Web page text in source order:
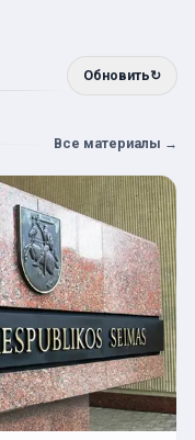
Обновить↻
Все материалы →